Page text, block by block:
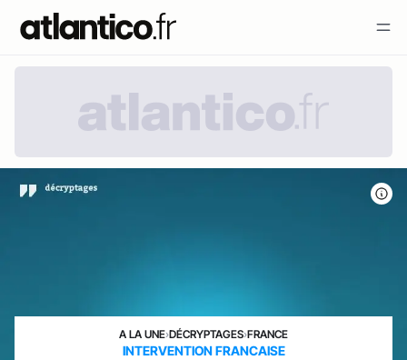
A LA UNE›DÉCRYPTAGES›FRANCE
INTERVENTION FRANCAISE